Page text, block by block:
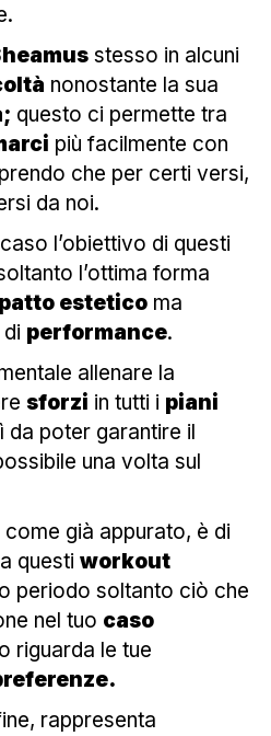
stesso in alcuni
nonostante la sua
questo ci permette tra
più facilmente con
che per certi versi,
da noi.
l’obiettivo di questi
l’ottima forma
estetico ma
performance.
allenare la
sforzi in tutti i piani
da poter garantire il
una volta sul
già appurato, è di
questi workout
periodo soltanto ciò che
nel tuo caso
riguarda le tue
rappresenta